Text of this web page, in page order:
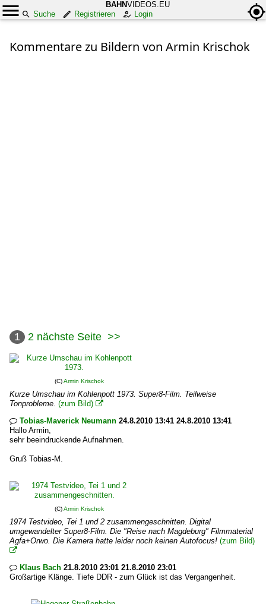
BAHNVIDEOS.EU
Suche
Registrieren Login
Kommentare zu Bildern von Armin Krischok
1 2 nächste Seite >>
(C)Armin Krischok
Kurze Umschau im Kohlenpott 1973. Super8-Film. Teilweise
Tonprobleme. (zum Bild) 
 Tobias-Maverick Neumann 24.8.2010 13:41 24.8.2010 13:41
Hallo Armin,
sehr beeindruckende Aufnahmen.
Gruß Tobias-M.
(C)Armin Krischok
1974 Testvideo, Tei 1 und 2 zusammengeschnitten. Digital
umgewandelter Super8-Film. Die "Reise nach Magdeburg" Filmmaterial
Agfa+Orwo. Die Kamera hatte leider noch keinen Autofocus! (zum Bild)

 Klaus Bach 21.8.2010 23:01 21.8.2010 23:01
Großartige Klänge. Tiefe DDR - zum Glück ist das Vergangenheit.